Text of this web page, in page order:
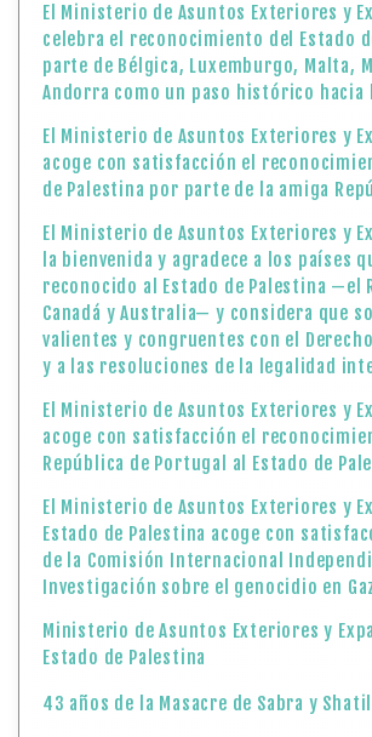
El Ministerio de Asuntos Exteriores y
celebra el reconocimiento del Estado
parte de Bélgica, Luxemburgo, Malta,
Andorra como un paso histórico hacia
El Ministerio de Asuntos Exteriores y
acoge con satisfacción el
de Palestina por parte de la amiga
El Ministerio de Asuntos Exteriores y
la bienvenida y agradece a los países
reconocido al Estado de Palestina —el
Canadá y Australia— y considera que
valientes y congruentes con el
y a las resoluciones de la legalidad
El Ministerio de Asuntos Exteriores y
acoge con satisfacción el
República de Portugal al Estado de
El Ministerio de Asuntos Exteriores y
Estado de Palestina acoge con
de la Comisión Internacional
Investigación sobre el genocidio en
Ministerio de Asuntos Exteriores y
Estado de Palestina
43 años de la Masacre de Sabra y